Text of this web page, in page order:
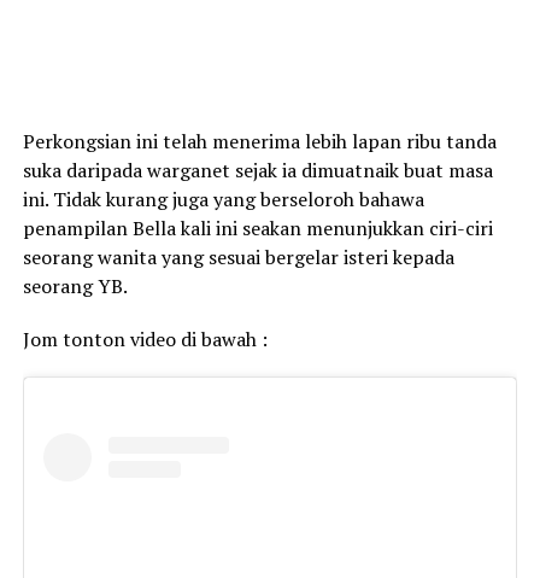
Perkongsian ini telah menerima lebih lapan ribu tanda
suka daripada warganet sejak ia dimuatnaik buat masa
ini. Tidak kurang juga yang berseloroh bahawa
penampilan Bella kali ini seakan menunjukkan ciri-ciri
seorang wanita yang sesuai bergelar isteri kepada
seorang YB.
Jom tonton video di bawah :